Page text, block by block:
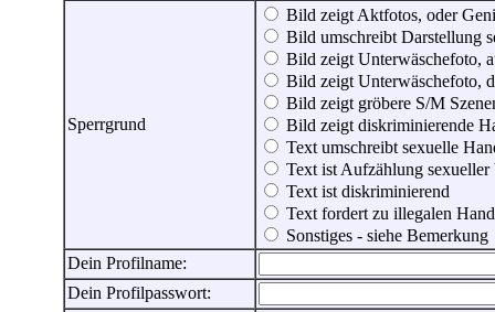
Sperrgrund
Bild zeigt Aktfotos, oder
Bild umschreibt Darstellung
Bild zeigt Unterwäschefoto,
Bild zeigt Unterwäschefoto,
Bild zeigt gröbere S/M
Bild zeigt diskriminierende
Text umschreibt sexuelle
Text ist Aufzählung sexueller
Text ist diskriminierend
Text fordert zu illegalen
Sonstiges - siehe Bemerkung
Dein Profilname:
Dein Profilpasswort: